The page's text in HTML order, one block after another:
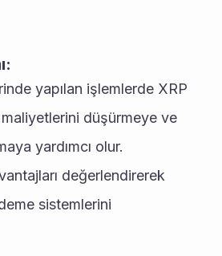
maliyetlerini düşürmeye ve
yardımcı olur.
sistemlerini